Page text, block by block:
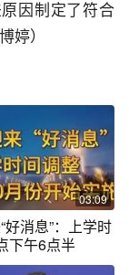
因制定了符合
婷）
03:09
好消息”：上学时
下午6点半